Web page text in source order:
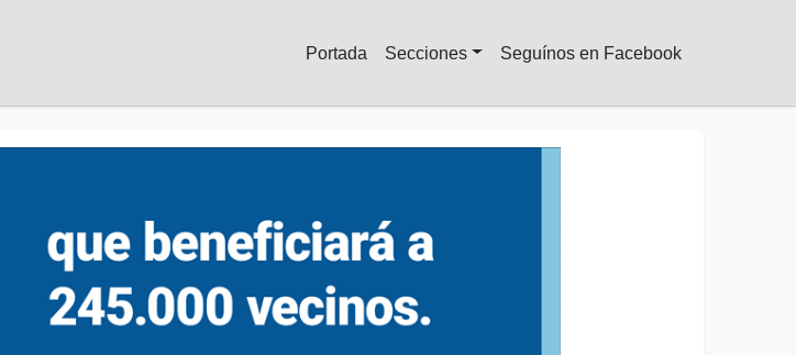
Portada Secciones Seguínos en Facebook